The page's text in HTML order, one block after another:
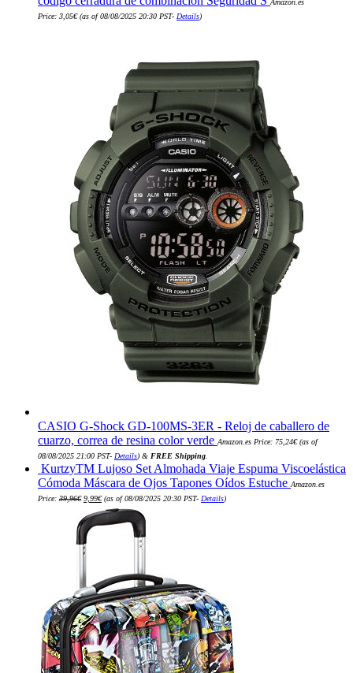
29,90€.17,90€.
Price: 3,05€(as of 08/08/2025 20:30 PST- Details)
CASIO G-Shock GD-100MS-3ER - Reloj de caballero de
cuarzo, correa de resina color verde Amazon.es Price: 75,24€(as of
08/08/2025 21:00 PST- Details) & FREE Shipping
KurtzyTM Lujoso Set Almohada Viaje Espuma Viscoelástica
Cómoda Máscara de Ojos Tapones Oídos Estuche Amazon.es
Price: 39,96€ precio
original
era:
39,96€.
9,99€precio
actual
es:
9,99€.
(as of 08/08/2025 20:30 PST- Details)